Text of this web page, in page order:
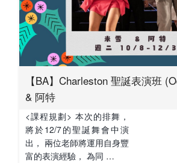
【BA】Charleston 聖誕表演班
& 阿特
<課程規劃> 本次的排舞，
將於12/7的聖誕舞會中演
出， 兩位老師將運用自身豐
富的表演經驗， 為同 …